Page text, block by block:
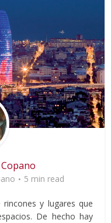
5 min read
y lugares que
De hecho hay